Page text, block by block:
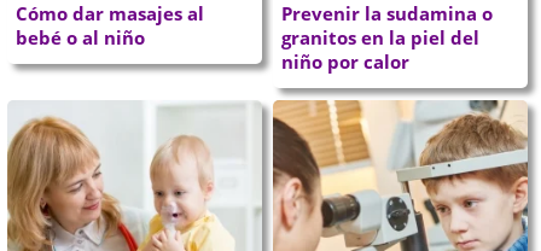
Cómo dar masajes al
bebé o al niño
Prevenir la sudamina o
granitos en la piel del
niño por calor